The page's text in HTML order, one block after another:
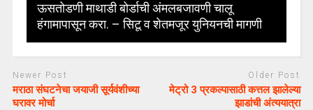
ऊसतोडणी माथाडी बोर्डाची अंमलबजावणी चालू
हंगामापासून करा. – सिटू व शेतमजूर युनियनची मागणी
Newer Post
मराठा संघटनेचा जयाजी सूर्यवंशीच्या
घरावर मोर्चा
Older Post
मेट्रो 3 प्रकल्पासाठी कत्तल झालेल्या
झाडांची अंत्ययात्रा